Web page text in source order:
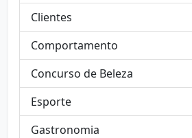
Clientes
Comportamento
Concurso de Beleza
Esporte
Gastronomia